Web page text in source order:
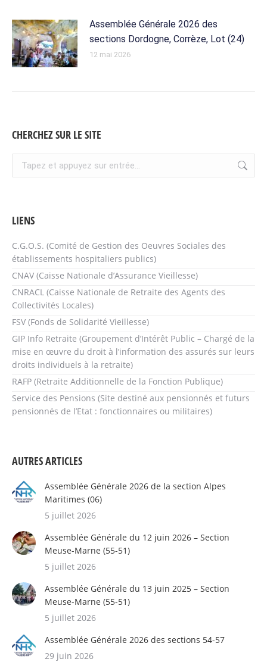
Assemblée Générale 2026 des
sections Dordogne, Corrèze, Lot (24)
12 mai 2026
CHERCHEZ SUR LE SITE
Recherche
LIENS
C.G.O.S. (Comité de Gestion des Oeuvres Sociales des
établissements hospitaliers publics)
CNAV (Caisse Nationale d’Assurance Vieillesse)
CNRACL (Caisse Nationale de Retraite des Agents des
Collectivités Locales)
FSV (Fonds de Solidarité Vieillesse)
GIP Info Retraite (Groupement d’Intérêt Public – Chargé de la
mise en œuvre du droit à l’information des assurés sur leurs
droits individuels à la retraite)
RAFP (Retraite Additionnelle de la Fonction Publique)
Service des Pensions (Site destiné aux pensionnés et futurs
pensionnés de l’Etat : fonctionnaires ou militaires)
AUTRES ARTICLES
Assemblée Générale 2026 de la section Alpes
Maritimes (06)
5 juillet 2026
Assemblée Générale du 12 juin 2026 – Section
Meuse-Marne (55-51)
5 juillet 2026
Assemblée Générale du 13 juin 2025 – Section
Meuse-Marne (55-51)
5 juillet 2026
Assemblée Générale 2026 des sections 54-57
29 juin 2026